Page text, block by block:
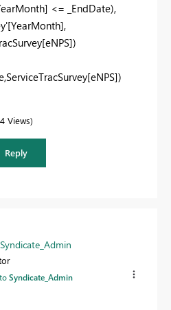
<= _EndDate),
Views
Reply
Syndicate_Admin
Syndicate_Admin